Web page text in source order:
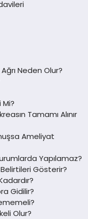
Neden Olur?
Tamamı Alınır
Ameliyat
Yapılamaz?
Gösterir?
Gidilir?
Olur?